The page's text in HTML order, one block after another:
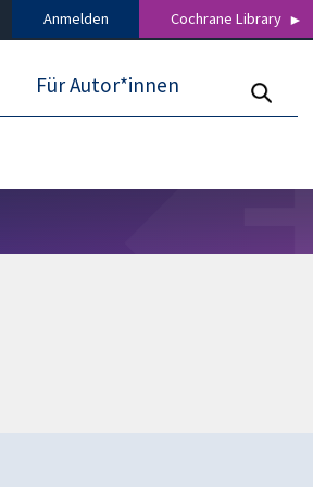
Anmelden Cochrane Library
Für Autor*innen